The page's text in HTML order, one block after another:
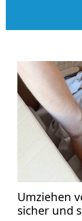
Umziehen
sicher und